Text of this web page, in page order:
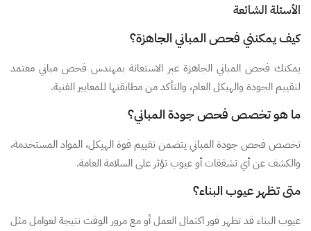
الأسئلة الشائعة
كيف يمكنني فحص المباني الجاهزة؟
يمكنك فحص المباني الجاهزة عبر الاستعانة بمهندس فحص مباني معتمد
لتقييم الجودة والهيكل العام، والتأكد من مطابقتها للمعايير الفنية.
ما هو تخصص فحص جودة المباني؟
تخصص فحص جودة المباني يتضمن تقييم قوة الهيكل، المواد المستخدمة،
والكشف عن أي تشققات أو عيوب تؤثر على السلامة العامة.
متى تظهر عيوب البناء؟
عيوب البناء قد تظهر فور اكتمال العمل أو مع مرور الوقت نتيجة لعوامل مثل